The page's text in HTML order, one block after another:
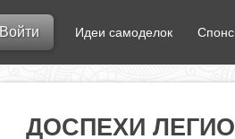
Войти Идеи самоделок
ДОСПЕХИ